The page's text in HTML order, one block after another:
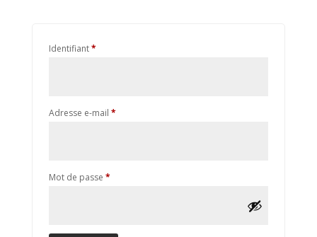
Identifiant*Obligatoire
Adresse e-mail *Obligatoire
Mot de passe *Obligatoire